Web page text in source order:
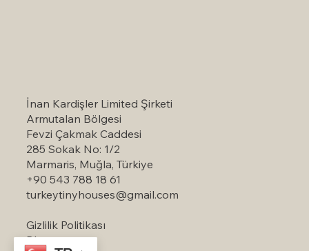
İnan Kardişler Limited Şirketi
Armutalan Bölgesi
Fevzi Çakmak Caddesi
285 Sokak No: 1/2
Marmaris, Muğla, Türkiye
turkeytinyhouses@gmail.com